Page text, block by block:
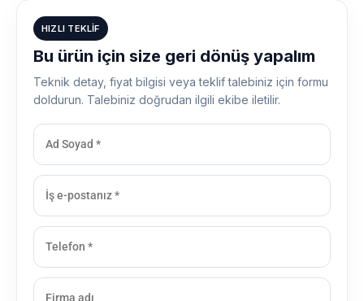
HIZLI TEKLIF
Bu ürün için size geri dönüş yapalım
Teknik detay, fiyat bilgisi veya teklif talebiniz için formu
doldurun. Talebiniz doğrudan ilgili ekibe iletilir.